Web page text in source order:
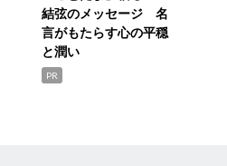
結弦のメッセージ 名
言がもたらす心の平穏
と潤い
PR